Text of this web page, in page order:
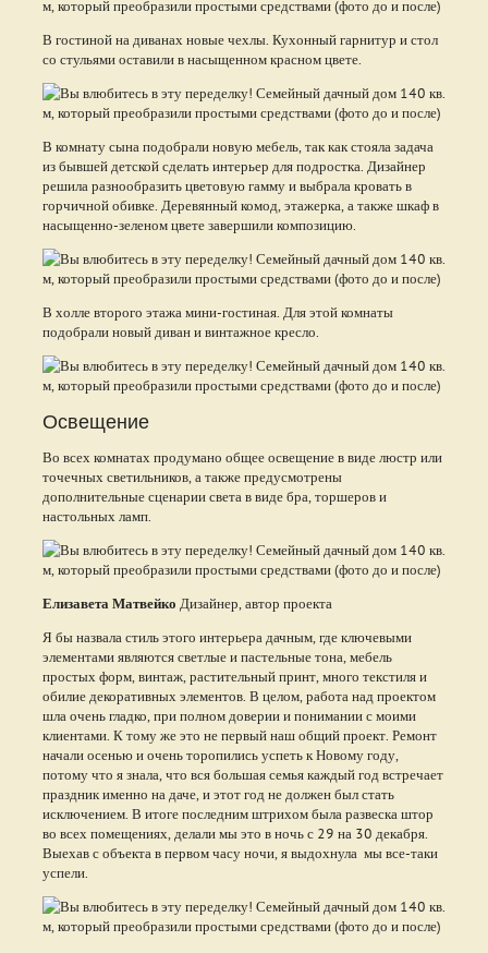
В гостиной на диванах новые чехлы. Кухонный гарнитур и стол
со стульями оставили в насыщенном красном цвете.
В комнату сына подобрали новую мебель, так как стояла задача
из бывшей детской сделать интерьер для подростка. Дизайнер
решила разнообразить цветовую гамму и выбрала кровать в
горчичной обивке. Деревянный комод, этажерка, а также шкаф в
насыщенно-зеленом цвете завершили композицию.
В холле второго этажа мини-гостиная. Для этой комнаты
подобрали новый диван и винтажное кресло.
Освещение
Во всех комнатах продумано общее освещение в виде люстр или
точечных светильников, а также предусмотрены
дополнительные сценарии света в виде бра, торшеров и
настольных ламп.
Елизавета Матвейко Дизайнер, автор проекта
Я бы назвала стиль этого интерьера дачным, где ключевыми
элементами являются светлые и пастельные тона, мебель
простых форм, винтаж, растительный принт, много текстиля и
обилие декоративных элементов. В целом, работа над проектом
шла очень гладко, при полном доверии и понимании с моими
клиентами. К тому же это не первый наш общий проект. Ремонт
начали осенью и очень торопились успеть к Новому году,
потому что я знала, что вся большая семья каждый год встречает
праздник именно на даче, и этот год не должен был стать
исключением. В итоге последним штрихом была развеска штор
во всех помещениях, делали мы это в ночь с 29 на 30 декабря.
Выехав с объекта в первом часу ночи, я выдохнула мы все-таки
успели.